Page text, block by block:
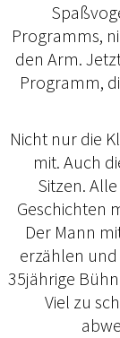
Programms,
den Arm.
Programm,
Nicht nur die
mit. Auch
Sitzen.
Geschichten
Der Mann
erzählen
35jährige
Viel zu